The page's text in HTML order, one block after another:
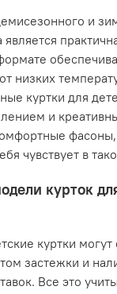
и
низких
куртки для
и
чувствует в
курток
куртки могут
застежки и
Все это